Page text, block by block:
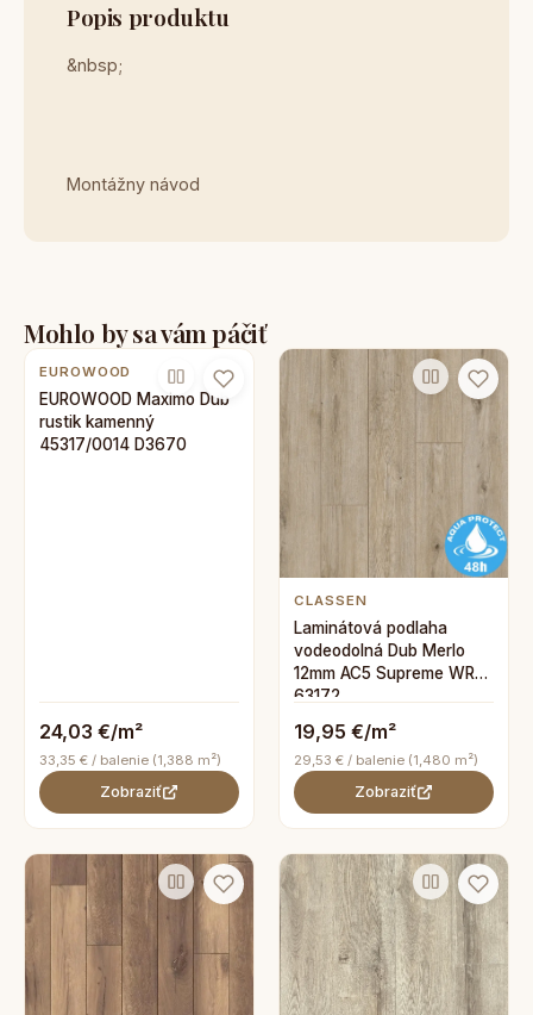
Popis produktu
&nbsp;
Montážny návod
Mohlo by sa vám páčiť
EUROWOOD
EUROWOOD Maximo Dub
rustik kamenný
45317/0014 D3670
24,03 €/m²
33,35 € / balenie (1,388 m²)
Zobraziť
CLASSEN
Laminátová podlaha
vodeodolná Dub Merlo
12mm AC5 Supreme WR
63172
19,95 €/m²
29,53 € / balenie (1,480 m²)
Zobraziť